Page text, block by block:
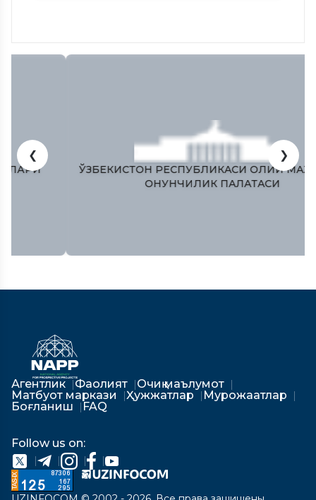
ЎЗБЕКИСТОН РЕСПУБЛИКAСИ ОЛИЙ МAЖЛИСИ
ҚОНУНЧИЛИК ПAЛAТAСИ
❮ ❯
Агентлик Фаолият
Очиқ маълумот
Матбуот маркази
Ҳужжатлар
Мурожаатлар
Боғланиш
FAQ
Follow us on: